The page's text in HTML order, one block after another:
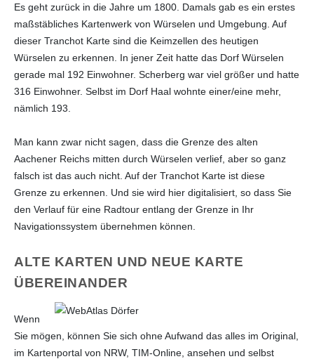
Es geht zurück in die Jahre um 1800. Damals gab es ein erstes
maßstäbliches Kartenwerk von Würselen und Umgebung. Auf
dieser Tranchot Karte sind die Keimzellen des heutigen
Würselen zu erkennen. In jener Zeit hatte das Dorf Würselen
gerade mal 192 Einwohner. Scherberg war viel größer und hatte
316 Einwohner. Selbst im Dorf Haal wohnte einer/eine mehr,
nämlich 193.
Man kann zwar nicht sagen, dass die Grenze des alten
Aachener Reichs mitten durch Würselen verlief, aber so ganz
falsch ist das auch nicht. Auf der Tranchot Karte ist diese
Grenze zu erkennen. Und sie wird hier digitalisiert, so dass Sie
den Verlauf für eine Radtour entlang der Grenze in Ihr
Navigationssystem übernehmen können.
ALTE KARTEN UND NEUE KARTE
ÜBEREINANDER
Wenn
Sie mögen, können Sie sich ohne Aufwand das alles im Original,
im Kartenportal von NRW, TIM-Online, ansehen und selbst